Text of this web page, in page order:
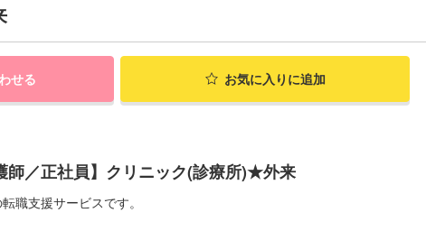
せる お気に入りに追加
師／正社員】クリニック(診療所)★外来
職支援サービスです。